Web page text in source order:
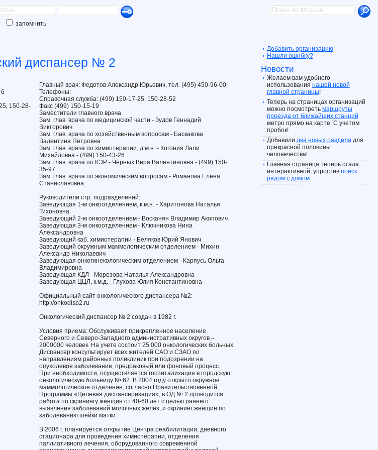
диспансер № 2
150-28-
Главный врач: Федотов Александр Юрьевич, тел. (495) 450-96-00
Телефоны:
Справочная служба: (499) 150-17-25, 150-28-52
Факс (499) 150-15-19
Заместители главного врача:
Зам. глав. врача по медицинской части - Зудов Геннадий
Викторович
Зам. глав. врача по хозяйственным вопросам - Баскакова
Валентина Петровна
Зам. глав. врача по химиотерапии, д.м.н. - Когония Лали
Михайловна - (499) 150-43-26
Зам. глав. врача по КЭР - Черных Вера Валентиновна - (499) 150-
35-97
Зам. глав. врача по экономическим вопросам - Романова Елена
Станиславовна
Руководители стр. подразделений:
Заведующая 1-м онкоотделением, к.м.н. - Харитонова Наталья
Тихоновна
Заведующий 2-м онкоотделением - Восканян Владимир Акопович
Заведующая 3-м онкоотделением - Ключникова Нина
Александровна
Заведующий каб. химиотерапии - Беляков Юрий Янович
Заведующий окружным маммологическим отделением - Михин
Александр Николаевич
Заведующая онкогинекологическим отделением - Карпусь Ольга
Владимировна
Заведующая КДЛ - Морозова Наталья Александровна
Заведующая ЦЦЛ, к.м.д. - Глухова Юлия Константиновна
Официальный сайт онкологического диспансера №2:
http://onkodisp2.ru
Онкологический диспансер № 2 создан в 1982 г.
Условия приема: Обслуживает прикрепленное население
Северного и Северо-Западного административных округов –
2000000 человек. На учете состоит 25 000 онкологических больных.
Диспансер консультирует всех жителей САО и СЗАО по
направлениям районных поликлиник при подозрении на
опухолевое заболевание, предраковый или фоновый процесс.
При необходимости, осуществляется госпитализация в городскую
онкологическую больницу № 62. В 2004 году открыто окружное
маммологическое отделение, согласно Правительствовенной
Программы «Целевая диспансеризация», в ОД № 2 проводится
работа по скринингу женщин от 40-60 лет с целью раннего
выявления заболеваний молочных желез, и скрининг женщин по
заболеванию шейки матки.
В 2006 г. планируется открытие Центра реабилитации, дневного
стационара для проведения химиотерапии, отделения
паллиативного лечения, оборудованного современной
Добавить организацию
Нашли ошибку?
Новости
Желаем вам удобного
использования нашей новой
главной страницы!
Теперь на страницах организаций
можно посмотреть маршруты
проезда от ближайших станций
метро прямо на карте. С учетом
пробок!
Добавили два новых разделадля
прекрасной половины
человечества!
Главная страница теперь стала
интерактивной, упростив поиск
рядом с домом
запомнить